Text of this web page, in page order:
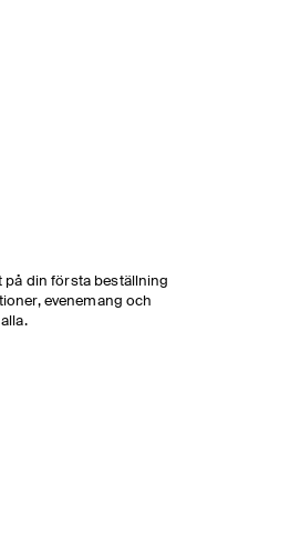
på din första beställning
evenemang och